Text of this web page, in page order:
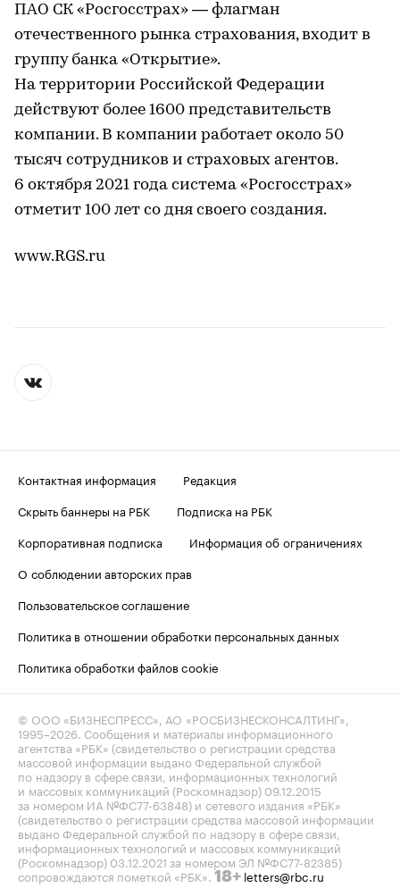
ПАО СК «Росгосстрах» — флагман
отечественного рынка страхования, входит в
группу банка «Открытие».
На территории Российской Федерации
действуют более 1600 представительств
компании. В компании работает около 50
тысяч сотрудников и страховых агентов.
6 октября 2021 года система «Росгосстрах»
отметит 100 лет со дня своего создания.
www.RGS.ru
Контактная информация
Редакция
Скрыть баннеры на РБК
Подписка на РБК
Корпоративная подписка
Информация об ограничениях
О соблюдении авторских прав
Пользовательское соглашение
Политика в отношении обработки персональных данных
Политика обработки файлов cookie
© ООО «БИЗНЕСПРЕСС», АО «РОСБИЗНЕСКОНСАЛТИНГ»,
1995–2026. Сообщения и материалы информационного
агентства «РБК» (свидетельство о регистрации средства
массовой информации выдано Федеральной службой
по надзору в сфере связи, информационных технологий
и массовых коммуникаций (Роскомнадзор) 09.12.2015
за номером ИА №ФС77-63848) и сетевого издания «РБК»
(свидетельство о регистрации средства массовой информации
выдано Федеральной службой по надзору в сфере связи,
информационных технологий и массовых коммуникаций
(Роскомнадзор) 03.12.2021 за номером ЭЛ №ФС77-82385)
сопровождаются пометкой «РБК». 18+ letters@rbc.ru